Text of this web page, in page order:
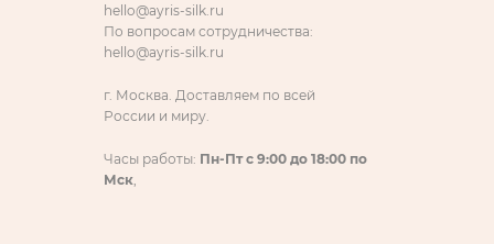
hello@ayris-silk.ru
По вопросам сотрудничества:
hello@ayris-silk.ru
г. Москва. Доставляем по всей
России и миру.
Часы работы: Пн-Пт с 9:00 до 18:00 по
Мск